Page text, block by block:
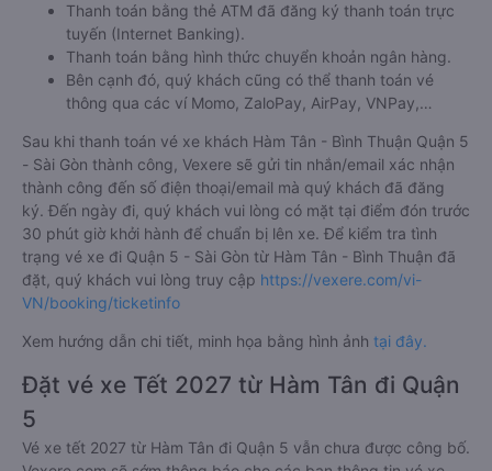
Thanh toán bằng thẻ ATM đã đăng ký thanh toán trực
tuyến (Internet Banking).
Thanh toán bằng hình thức chuyển khoản ngân hàng.
Bên cạnh đó, quý khách cũng có thể thanh toán vé
thông qua các ví Momo, ZaloPay, AirPay, VNPay,…
Sau khi thanh toán vé xe khách Hàm Tân - Bình Thuận Quận 5
- Sài Gòn thành công, Vexere sẽ gửi tin nhắn/email xác nhận
thành công đến số điện thoại/email mà quý khách đã đăng
ký. Đến ngày đi, quý khách vui lòng có mặt tại điểm đón trước
30 phút giờ khởi hành để chuẩn bị lên xe. Để kiểm tra tình
trạng vé xe đi Quận 5 - Sài Gòn từ Hàm Tân - Bình Thuận đã
đặt, quý khách vui lòng truy cập https://vexere.com/vi-
VN/booking/ticketinfo
Xem hướng dẫn chi tiết, minh họa bằng hình ảnh tại đây.
Đặt vé xe Tết 2027 từ Hàm Tân đi Quận
5
Vé xe tết 2027 từ Hàm Tân đi Quận 5 vẫn chưa được công bố.